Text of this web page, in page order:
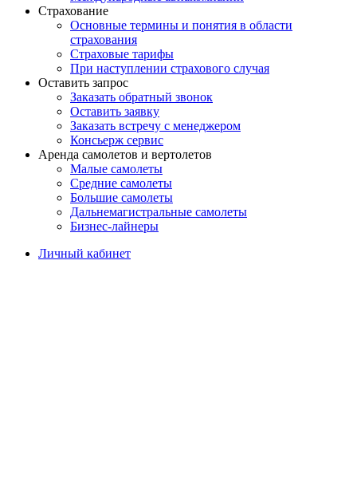
Страхование
Основные термины и понятия в области
страхования
Страховые тарифы
При наступлении страхового случая
Оставить запрос
Заказать обратный звонок
Оставить заявку
Заказать встречу с менеджером
Консьерж сервис
Аренда самолетов и вертолетов
Малые самолеты
Средние самолеты
Большие самолеты
Дальнемагистральные самолеты
Бизнес-лайнеры
Личный кабинет